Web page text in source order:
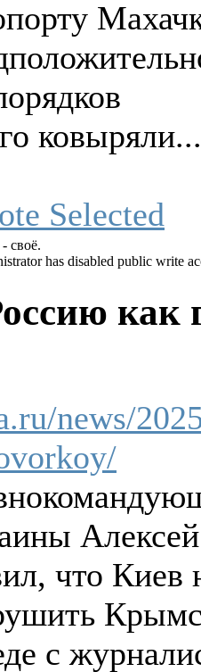
своё.
has disabled public write
как
news/
что
с